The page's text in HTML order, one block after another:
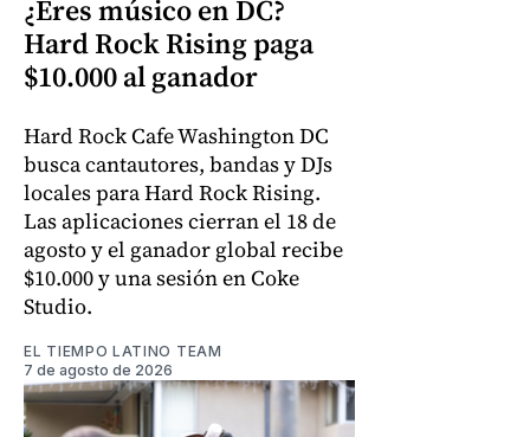
¿Eres músico en DC?
Hard Rock Rising paga
$10.000 al ganador
Hard Rock Cafe Washington DC
busca cantautores, bandas y DJs
locales para Hard Rock Rising.
Las aplicaciones cierran el 18 de
agosto y el ganador global recibe
$10.000 y una sesión en Coke
Studio.
EL TIEMPO LATINO TEAM
7 de agosto de 2026